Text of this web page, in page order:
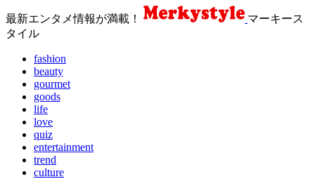
最新エンタメ情報が満載！
マーキース
タイル
fashion
beauty
gourmet
goods
life
love
quiz
entertainment
trend
culture